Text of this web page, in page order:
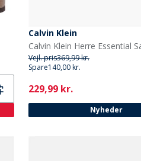
Calvin Klein
Vejl. pris369,99 kr.
Spare140,00 kr.
Current
229,99 kr.
Nyheder